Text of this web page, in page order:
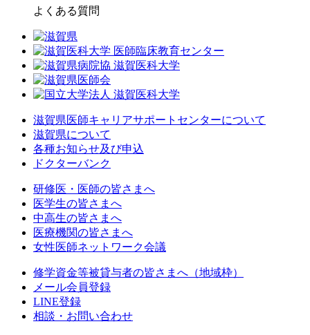
よくある質問
滋賀県医師キャリアサポートセンターについて
滋賀県について
各種お知らせ及び申込
ドクターバンク
研修医・医師の皆さまへ
医学生の皆さまへ
中高生の皆さまへ
医療機関の皆さまへ
女性医師ネットワーク会議
修学資金等被貸与者の皆さまへ（地域枠）
メール会員登録
LINE登録
相談・お問い合わせ